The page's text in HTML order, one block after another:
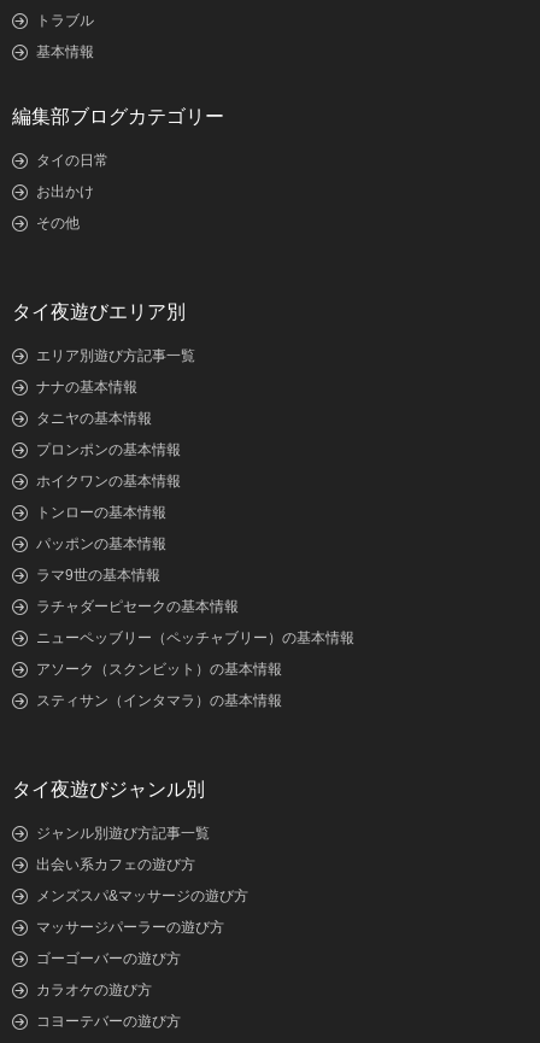
トラブル
基本情報
編集部ブログカテゴリー
タイの日常
お出かけ
その他
タイ夜遊びエリア別
エリア別遊び方記事一覧
ナナの基本情報
タニヤの基本情報
プロンポンの基本情報
ホイクワンの基本情報
トンローの基本情報
パッポンの基本情報
ラマ9世の基本情報
ラチャダーピセークの基本情報
ニューペッブリー（ペッチャブリー）の基本情報
アソーク（スクンビット）の基本情報
スティサン（インタマラ）の基本情報
タイ夜遊びジャンル別
ジャンル別遊び方記事一覧
出会い系カフェの遊び方
メンズスパ&マッサージの遊び方
マッサージパーラーの遊び方
ゴーゴーバーの遊び方
カラオケの遊び方
コヨーテバーの遊び方